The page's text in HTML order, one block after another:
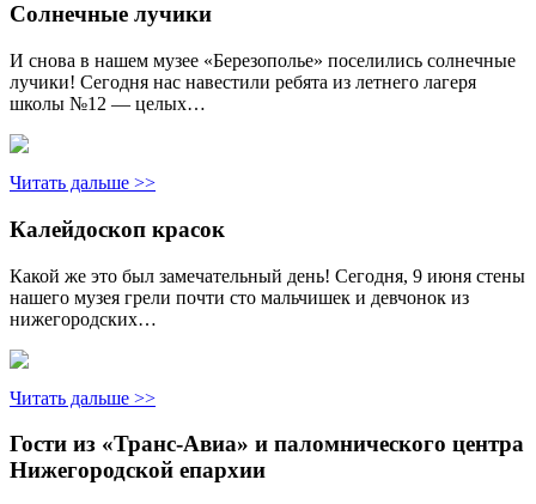
Солнечные лучики
И снова в нашем музее «Березополье» поселились солнечные
лучики! Сегодня нас навестили ребята из летнего лагеря
школы №12 — целых…
Читать дальше >>
Калейдоскоп красок
Какой же это был замечательный день! Сегодня, 9 июня стены
нашего музея грели почти сто мальчишек и девчонок из
нижегородских…
Читать дальше >>
Гости из «Транс-Авиа» и паломнического центра
Нижегородской епархии